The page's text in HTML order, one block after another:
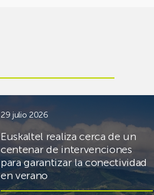
29 julio 2026
Euskaltel realiza cerca de un
centenar de intervenciones
para garantizar la conectividad
en verano